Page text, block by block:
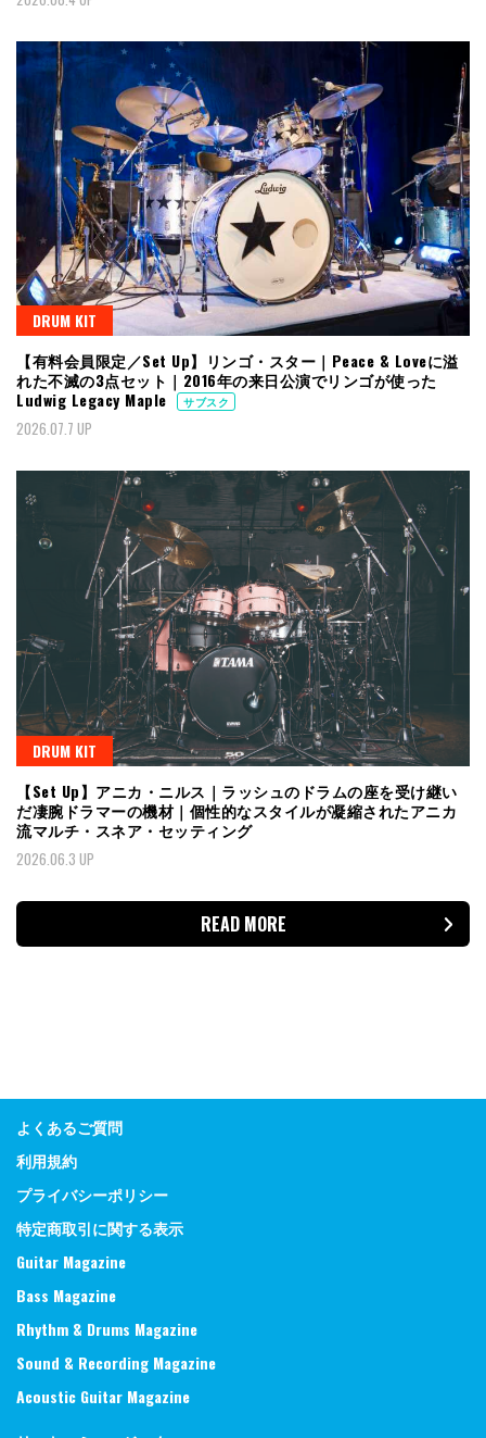
DRUM KIT
【有料会員限定／Set Up】リンゴ・スター｜Peace & Loveに溢
れた不滅の3点セット｜2016年の来日公演でリンゴが使った
Ludwig Legacy Maple
サブスク
2026.07.7 UP
DRUM KIT
【Set Up】アニカ・ニルス｜ラッシュのドラムの座を受け継い
だ凄腕ドラマーの機材｜個性的なスタイルが凝縮されたアニカ
流マルチ・スネア・セッティング
2026.06.3 UP
READ MORE
よくあるご質問
利用規約
プライバシーポリシー
特定商取引に関する表示
Guitar Magazine
Bass Magazine
Rhythm & Drums Magazine
Sound & Recording Magazine
Acoustic Guitar Magazine